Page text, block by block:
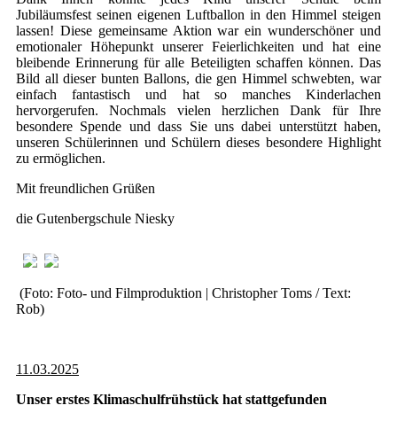
Jubiläumsfest seinen eigenen Luftballon in den Himmel steigen
lassen! Diese gemeinsame Aktion war ein wunderschöner und
emotionaler Höhepunkt unserer Feierlichkeiten und hat eine
bleibende Erinnerung für alle Beteiligten schaffen können. Das
Bild all dieser bunten Ballons, die gen Himmel schwebten, war
einfach fantastisch und hat so manches Kinderlachen
hervorgerufen. Nochmals vielen herzlichen Dank für Ihre
besondere Spende und dass Sie uns dabei unterstützt haben,
unseren Schülerinnen und Schülern dieses besondere Highlight
zu ermöglichen.
Mit freundlichen Grüßen
die Gutenbergschule Niesky
(Foto: Foto- und Filmproduktion | Christopher Toms / Text:
Rob)
11.03.2025
Unser erstes Klimaschulfrühstück hat stattgefunden